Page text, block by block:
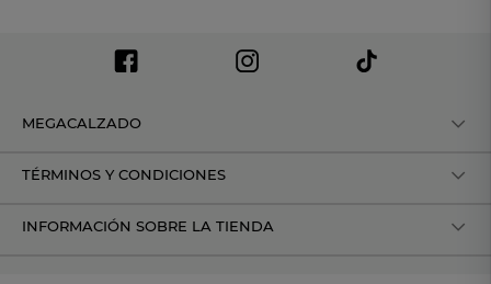
MEGACALZADO
TÉRMINOS Y CONDICIONES
INFORMACIÓN SOBRE LA TIENDA